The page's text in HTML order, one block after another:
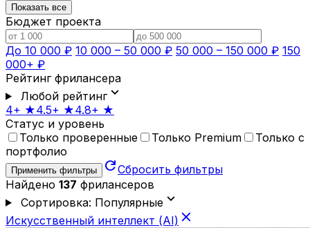
Показать все
Бюджет проекта
До 10 000 ₽ 10 000 – 50 000 ₽ 50 000 – 150 000 ₽ 150
000+ ₽
Рейтинг фрилансера
Любой рейтингexpand_more
4+ ★4.5+ ★4.8+ ★
Статус и уровень
Только проверенные
Только Premium
Только с
портфолио
Применить фильтры refreshСбросить фильтры
Найдено 137 фрилансеров
Сортировка: Популярныеexpand_more
Искусственный интеллект (AI) close